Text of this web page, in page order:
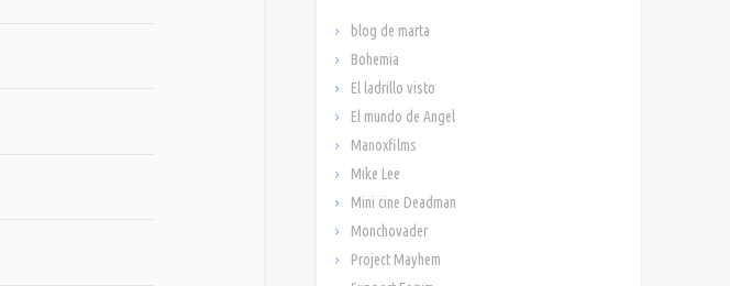
blog de marta
Bohemia
El ladrillo visto
El mundo de Angel
Manoxfilms
Mike Lee
Mini cine Deadman
Monchovader
Project Mayhem